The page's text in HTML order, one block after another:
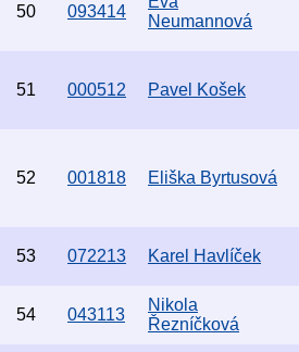
50 093414
Neumannová
51 000512 Pavel Košek
52 001818 Eliška Byrtusová
53 072213 Karel Havlíček
54 043113
Nikola
Řezníčková